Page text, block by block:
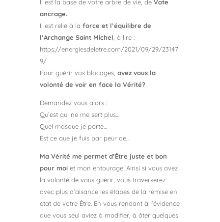
Il est la base de votre arbre de vie, de Vote
ancrage.
Il est relié à la force et l’équilibre de
l’Archange Saint Michel , à lire :
https://energiesdeletre.com/2021/09/29/23147
9/
Pour guérir vos blocages, avez vous la
volonté de voir en face la Vérité?
Demandez vous alors :
Qu’est qui ne me sert plus…
Quel masque je porte…
Est ce que je fuis par peur de…
Ma Vérité me permet d’Être juste et bon
pour moiet mon entourage. Ainsi si vous avez
la volonté de vous guérir, vous traverserez
avec plus d’aisance les étapes de la remise en
état de votre Être. En vous rendant à l’évidence
que vous seul aviez à modifier, à ôter quelques